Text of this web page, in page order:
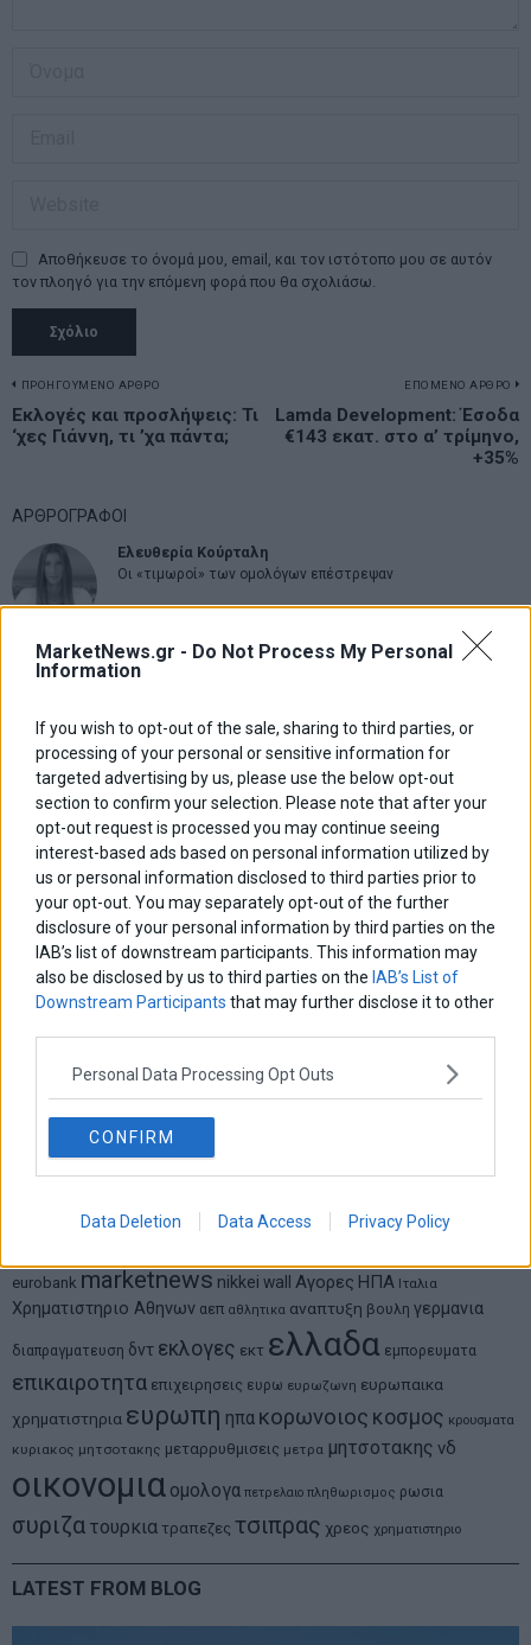
MarketNews.gr - Do Not Process My Personal
Information
If you wish to opt-out of the sale, sharing to third parties, or
processing of your personal or sensitive information for
targeted advertising by us, please use the below opt-out
section to confirm your selection. Please note that after your
opt-out request is processed you may continue seeing
interest-based ads based on personal information utilized by
us or personal information disclosed to third parties prior to
your opt-out. You may separately opt-out of the further
disclosure of your personal information by third parties on the
IAB’s list of downstream participants. This information may
also be disclosed by us to third parties on the IAB’s List of
Downstream Participants that may further disclose it to other
Personal Data Processing Opt Outs
CONFIRM
Data Deletion Data Access Privacy Policy
Αποθήκευσε το όνομά μου, email, και τον ιστότοπο μου σε αυτόν
τον πλοηγό για την επόμενη φορά που θα σχολιάσω.
Πλοήγηση
άρθρων
ΠΡΟΗΓΟΥΜΕΝΟ ΑΡΘΡΟ
Previous
post:
Εκλογές και προσλήψεις: Τι
‘χες Γιάννη, τι ’χα πάντα;
ΕΠΟΜΕΝΟ ΑΡΘΡΟ
Lamda Development: Έσοδα
€143 εκατ. στο α’ τρίμηνο,
+35%
ΑΡΘΡΟΓΡΑΦΟΙ
Ελευθερία Κούρταλη
Οι «τιμωροί» των ομολόγων επέστρεψαν
Εύη Φραγκάκη
Σταματίνα Σταματάκου
Η βία κατά των ζώων δεν αντέχει βολικές ερμηνείες
Δημήτρης Καμπουράκης
Από την αποθέωση στην καταγγελία: Η Ελλάδα πάντα
ψάχνει τον επόμενο Μεσσία
Νικόλαος Φουρτζής
MIT Sloan: Οι AI-driven επιχειρήσεις διαμορφώνουν το νέο
Θανάσης Κρητικός
Στις 11/12 το πρώτο ευρωπαϊκό ντέρμπι «αιωνίων»
eurobank marketnews nikkei wall Αγορες ΗΠΑ Ιταλια
Χρηματιστηριο Αθηνων αεπ αθλητικα αναπτυξη βουλη γερμανια
διαπραγματευση δντ εκλογες εκτ ελλαδα εμπορευματα
επικαιροτητα επιχειρησεις ευρω ευρωζωνη ευρωπαικα
χρηματιστηρια ευρωπη ηπα κορωνοιος κοσμος κρουσματα
κυριακος μητσοτακης μεταρρυθμισεις μετρα μητσοτακης νδ
οικονομια ομολογα πετρελαιο πληθωρισμος ρωσια
συριζα τουρκια τραπεζες τσιπρας χρεος χρηματιστηριο
LATEST FROM BLOG